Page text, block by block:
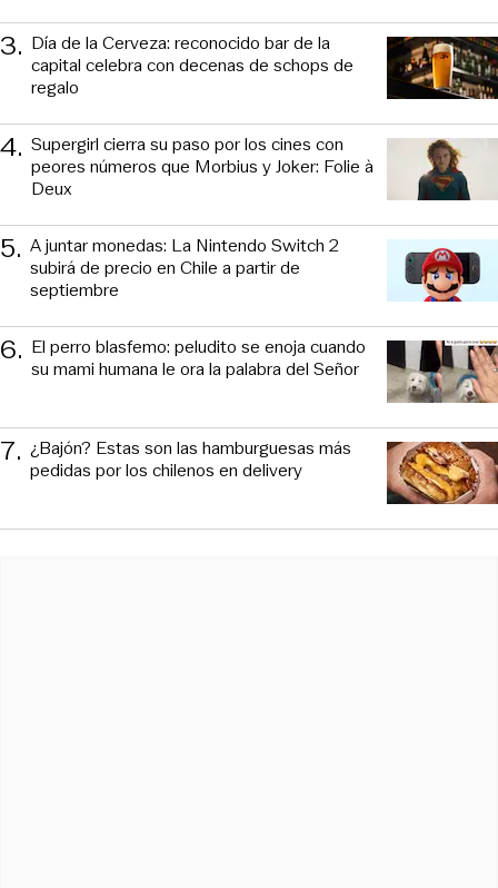
3. Día de la Cerveza: reconocido bar de la
capital celebra con decenas de schops de
regalo
4. Supergirl cierra su paso por los cines con
peores números que Morbius y Joker: Folie à
Deux
5. A juntar monedas: La Nintendo Switch 2
subirá de precio en Chile a partir de
septiembre
6. El perro blasfemo: peludito se enoja cuando
su mami humana le ora la palabra del Señor
7. ¿Bajón? Estas son las hamburguesas más
pedidas por los chilenos en delivery